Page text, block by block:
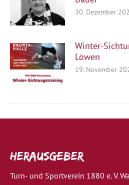
30. Dezember
Winter-
Löwen
19. November
Herausgeber
Turn- und Sportverein 1880 e. V.